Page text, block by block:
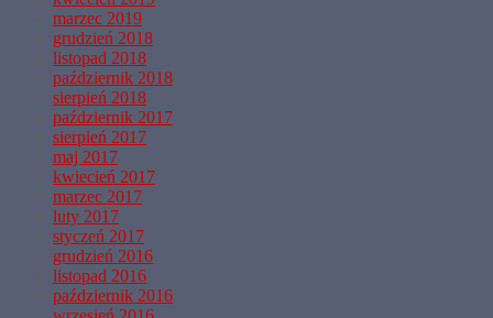
marzec 2019
grudzień 2018
listopad 2018
październik 2018
sierpień 2018
październik 2017
sierpień 2017
maj 2017
kwiecień 2017
marzec 2017
luty 2017
styczeń 2017
grudzień 2016
listopad 2016
październik 2016